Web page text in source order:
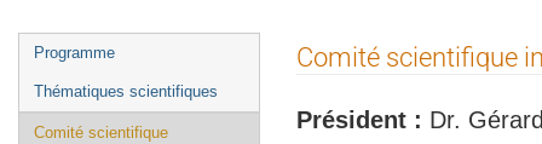
Menu
de
l'événement
Programme
Thématiques scientifiques
Comité scientifique
Comité scientifique
Président : Dr.